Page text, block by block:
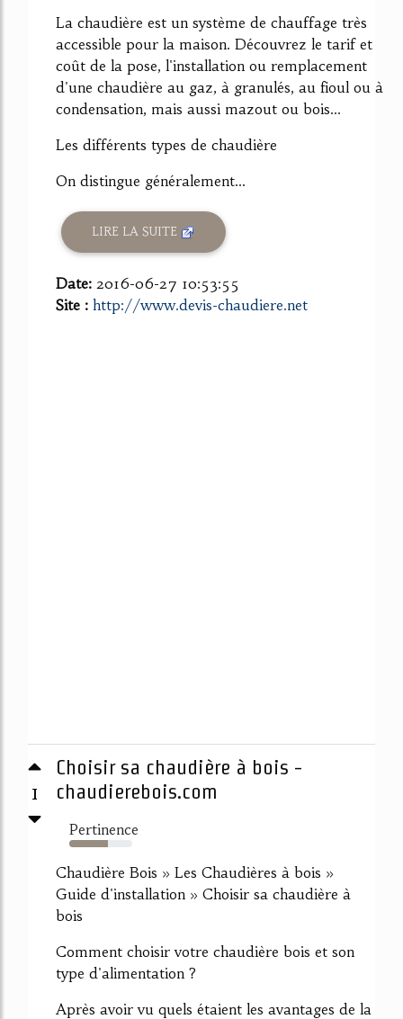
La chaudière est un système de chauffage très
accessible pour la maison. Découvrez le tarif et
coût de la pose, l'installation ou remplacement
d'une chaudière au gaz, à granulés, au fioul ou à
condensation, mais aussi mazout ou bois...
Les différents types de chaudière
On distingue généralement...
LIRE LA SUITE
Date: 2016-06-27 10:53:55
Site : http://www.devis-chaudiere.net
1
Choisir sa chaudière à bois -
chaudierebois.com
Pertinence
62%
Chaudière Bois » Les Chaudières à bois »
Guide d'installation » Choisir sa chaudière à
bois
Comment choisir votre chaudière bois et son
type d'alimentation ?
Après avoir vu quels étaient les avantages de la